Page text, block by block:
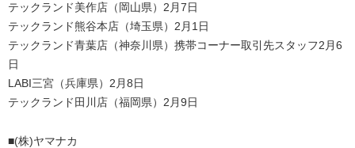
テックランド美作店（岡山県）2月7日
テックランド熊谷本店（埼玉県）2月1日
テックランド青葉店（神奈川県）携帯コーナー取引先スタッフ2月6
日
LABI三宮（兵庫県）2月8日
テックランド田川店（福岡県）2月9日
■(株)ヤマナカ